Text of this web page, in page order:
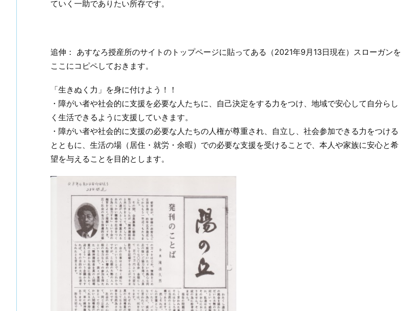
ていく一助でありたい所存です。
追伸： あすなろ授産所のサイトのトップページに貼ってある（2021年9月13日現在）スローガンを
ここにコピペしておきます。
「生きぬく力」を身に付けよう！！
・障がい者や社会的に支援を必要な人たちに、自己決定をする力をつけ、地域で安心して自分らし
く生活できるように支援していきます。
・障がい者や社会的に支援の必要な人たちの人権が尊重され、自立し、社会参加できる力をつける
とともに、生活の場（居住・就労・余暇）での必要な支援を受けることで、本人や家族に安心と希
望を与えることを目的とします。